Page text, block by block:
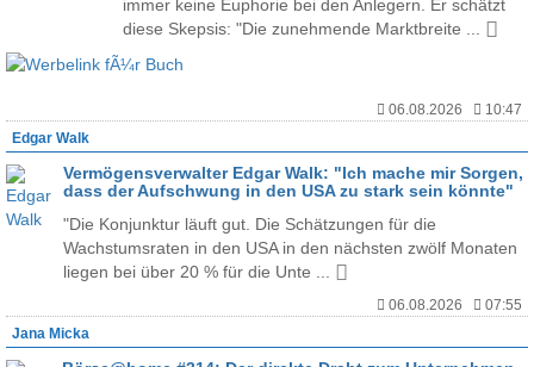
immer keine Euphorie bei den Anlegern. Er schätzt
diese Skepsis: "Die zunehmende Marktbreite ...
06.08.2026
10:47
Edgar Walk
Vermögensverwalter Edgar Walk: "Ich mache mir Sorgen,
dass der Aufschwung in den USA zu stark sein könnte"
"Die Konjunktur läuft gut. Die Schätzungen für die
Wachstumsraten in den USA in den nächsten zwölf Monaten
liegen bei über 20 % für die Unte ...
06.08.2026
07:55
Jana Micka